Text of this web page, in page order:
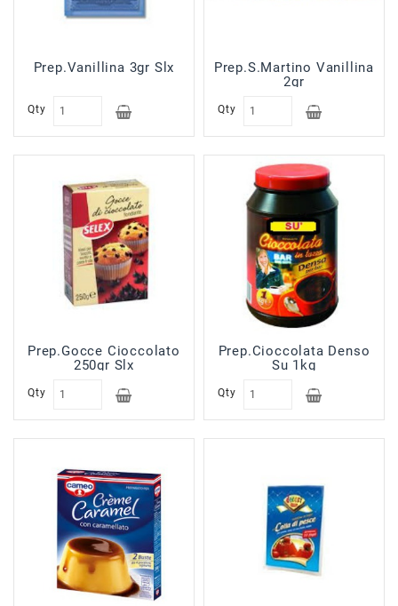
Aperitivi
Surgelati
Surgelati
Pasticceria
Croissant
Surgelati
Sal.Form
Prodotti
Esaurimento
Prep.Vanillina 3gr Slx
Qty
Prep.S.Martino Vanillina
2gr
Qty
Prep.Gocce Cioccolato
250gr Slx
Qty
Prep.Cioccolata Denso
Su 1kg
Qty